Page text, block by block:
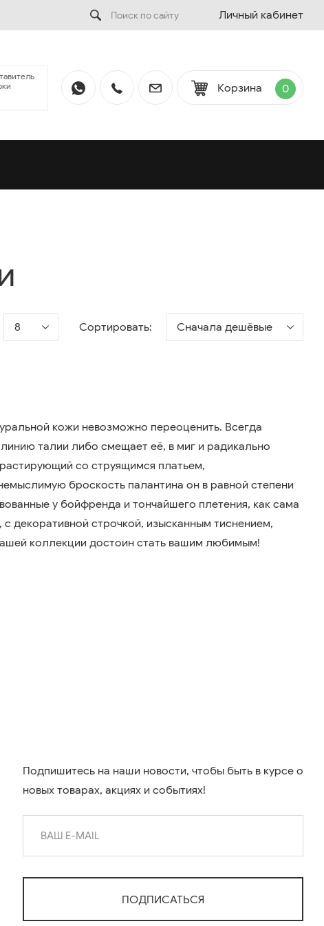
Личный кабинет
Корзина 0
8 Сортировать: Сначала дешёвые
кожи невозможно переоценить. Всегда
талии либо смещает её, в миг и радикально
со струящимся платьем,
броскость палантина он в равной степени
у бойфренда и тончайшего плетения, как сама
декоративной строчкой, изысканным тиснением,
коллекции достоин стать вашим любимым!
Подпишитесь на наши новости, чтобы быть в курсе о
новых товарах, акциях и событиях!